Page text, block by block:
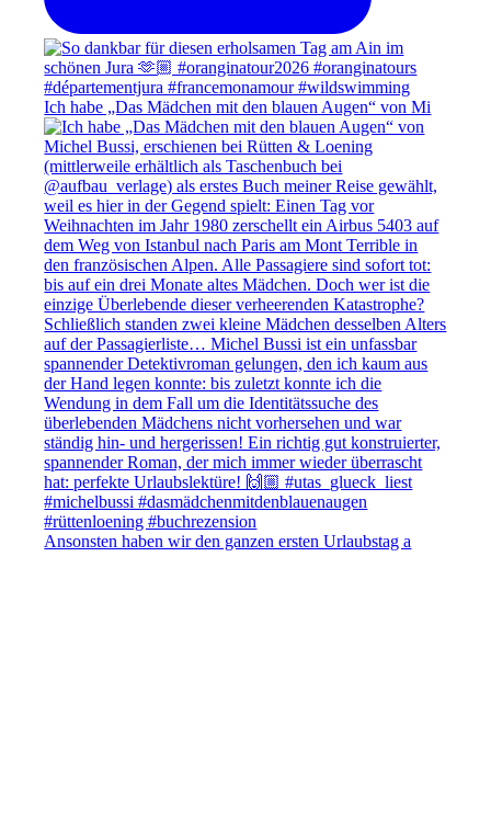
Ich habe „Das Mädchen mit den blauen Augen“ von Mi
Ansonsten haben wir den ganzen ersten Urlaubstag a